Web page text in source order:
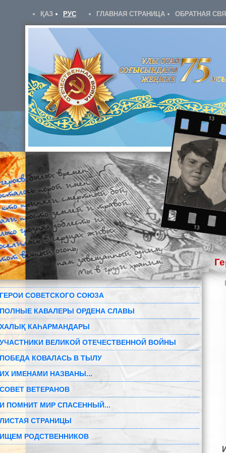
ҚАЗ РУС ГЛАВНАЯ СТРАНИЦА ОБРАТНАЯ
ГЕРОИ СОВЕТСКОГО СОЮЗА
ПОЛНЫЕ КАВАЛЕРЫ ОРДЕНА СЛАВЫ
ХАЛЫҚ КАҺАРМАНДАРЫ
УЧАСТНИКИ ВЕЛИКОЙ ОТЕЧЕСТВЕННОЙ ВОЙНЫ
ПОБЕДА КОВАЛАСЬ В ТЫЛУ
ИХ ИМЕНАМИ НАЗВАНЫ...
СОВЕТ ВЕТЕРАНОВ
И ПОМНИТ МИР СПАСЕННЫЙ...
ЛИСТАЯ СТРАНИЦЫ
ИЩЕМ РОДСТВЕННИКОВ